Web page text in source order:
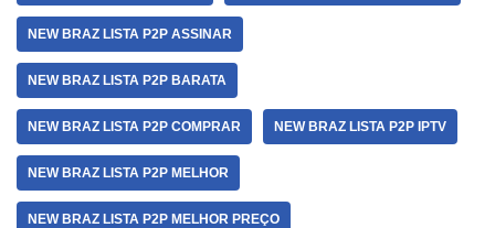
NEW BRAZ LISTA P2P ASSINAR
NEW BRAZ LISTA P2P BARATA
NEW BRAZ LISTA P2P COMPRAR NEW BRAZ LISTA P2P IPTV
NEW BRAZ LISTA P2P MELHOR
NEW BRAZ LISTA P2P MELHOR PREÇO